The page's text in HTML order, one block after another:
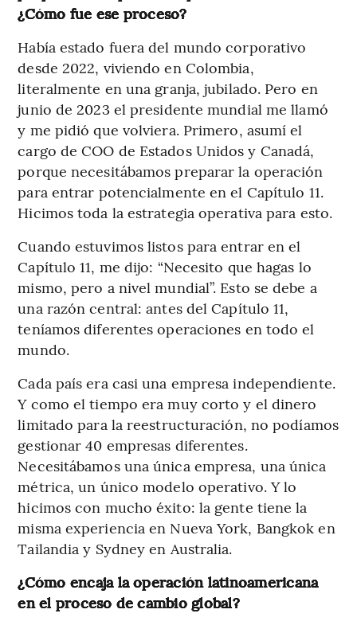
¿Cómo fue ese proceso?
Había estado fuera del mundo corporativo
desde 2022, viviendo en Colombia,
literalmente en una granja, jubilado. Pero en
junio de 2023 el presidente mundial me llamó
y me pidió que volviera. Primero, asumí el
cargo de COO de Estados Unidos y Canadá,
porque necesitábamos preparar la operación
para entrar potencialmente en el Capítulo 11.
Hicimos toda la estrategia operativa para esto.
Cuando estuvimos listos para entrar en el
Capítulo 11, me dijo: “Necesito que hagas lo
mismo, pero a nivel mundial”. Esto se debe a
una razón central: antes del Capítulo 11,
teníamos diferentes operaciones en todo el
mundo.
Cada país era casi una empresa independiente.
Y como el tiempo era muy corto y el dinero
limitado para la reestructuración, no podíamos
gestionar 40 empresas diferentes.
Necesitábamos una única empresa, una única
métrica, un único modelo operativo. Y lo
hicimos con mucho éxito: la gente tiene la
misma experiencia en Nueva York, Bangkok en
Tailandia y Sydney en Australia.
¿Cómo encaja la operación latinoamericana
en el proceso de cambio global?